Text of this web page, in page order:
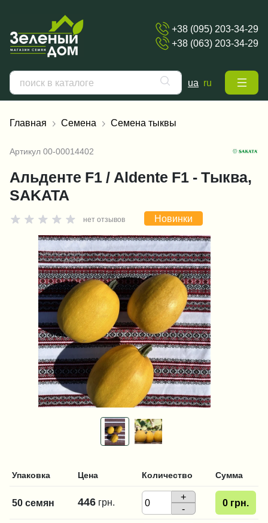
+38 (095) 203-34-29
+38 (063) 203-34-29
ua ru
Главная Семена Семена тыквы
Артикул 00-00014402
Альденте F1 / Aldente F1 - Тыква,
SAKATA
нет отзывов Новинки
Упаковка Цена Количество Сумма
50 семян 446 грн.
+
-
0 грн.